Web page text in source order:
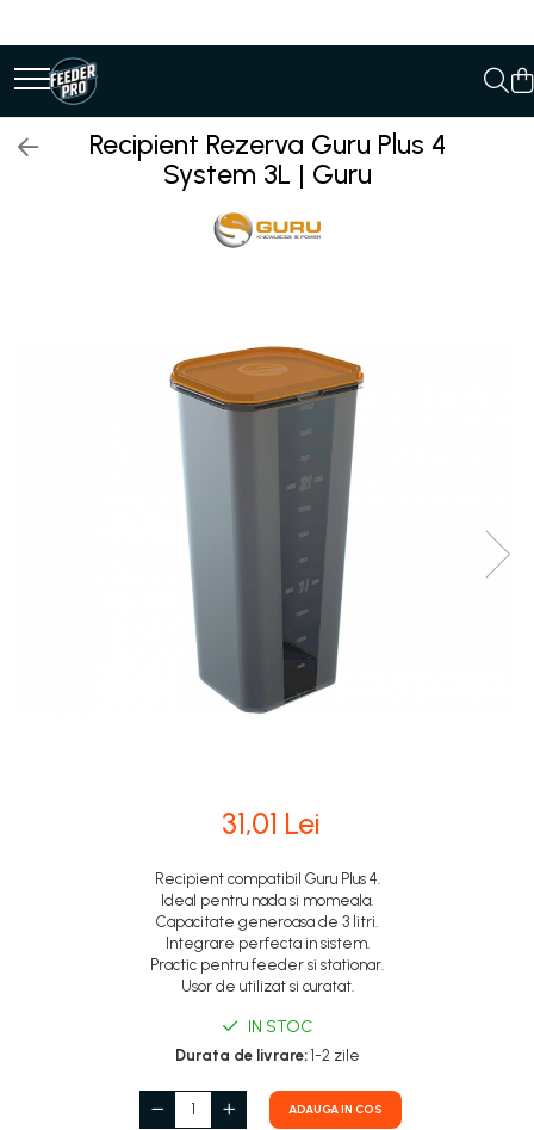
Recipient Rezerva Guru Plus 4
System 3L | Guru
31,01 Lei
Recipient compatibil Guru Plus 4.
Ideal pentru nada si momeala.
Capacitate generoasa de 3 litri.
Integrare perfecta in sistem.
Practic pentru feeder si stationar.
Usor de utilizat si curatat.
IN STOC
Durata de livrare:1-2 zile
ADAUGA IN COS